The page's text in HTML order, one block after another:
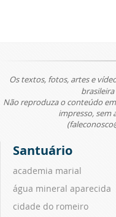
Os textos, fotos, artes e
Não reproduza o conteúdo
impresso, sem
Santuário
academia marial
água mineral aparecida
cidade do romeiro